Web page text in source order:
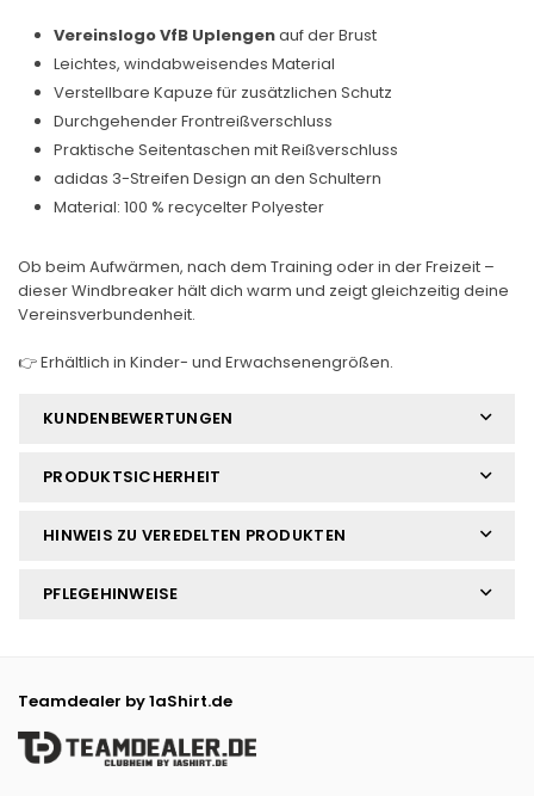
Vereinslogo VfB Uplengenauf der Brust
Leichtes, windabweisendes Material
Verstellbare Kapuze für zusätzlichen Schutz
Durchgehender Frontreißverschluss
Praktische Seitentaschen mit Reißverschluss
adidas 3-Streifen Design an den Schultern
Material: 100 % recycelter Polyester
Ob beim Aufwärmen, nach dem Training oder in der Freizeit –
dieser Windbreaker hält dich warm und zeigt gleichzeitig deine
Vereinsverbundenheit.
👉 Erhältlich in Kinder- und Erwachsenengrößen.
KUNDENBEWERTUNGEN
PRODUKTSICHERHEIT
HINWEIS ZU VEREDELTEN PRODUKTEN
PFLEGEHINWEISE
Teamdealer by 1aShirt.de